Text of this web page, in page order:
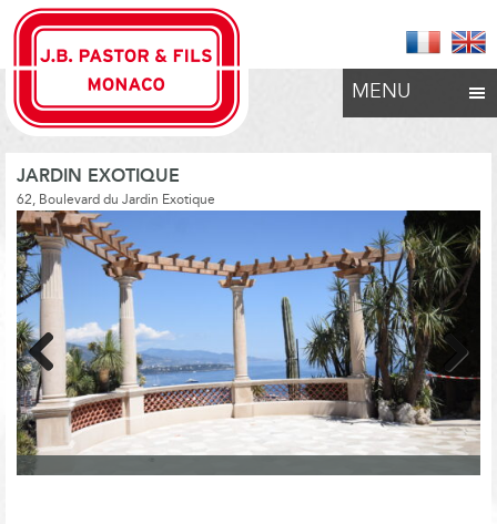
MENU
JARDIN EXOTIQUE
62, Boulevard du Jardin Exotique
Previous Next